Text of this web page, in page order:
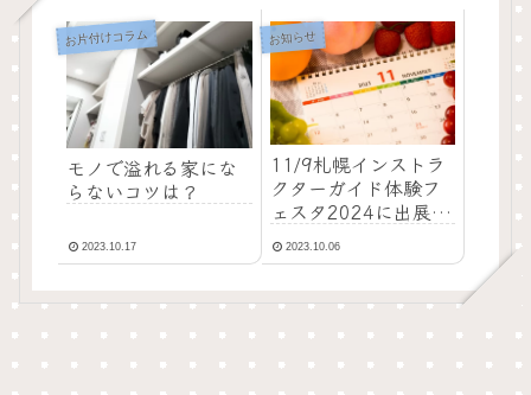
お片付けコラム
モノで溢れる家にな
らないコツは？
2023.10.17
お知らせ
11/9札幌インストラ
クターガイド体験フ
ェスタ2024に出展し
ます！！
2023.10.06